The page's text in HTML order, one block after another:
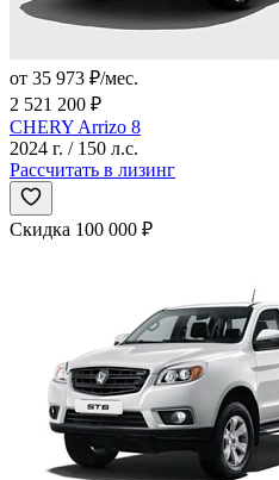
от 35 973 ₽/мес.
2 521 200 ₽
CHERY Arrizo 8
2024 г. / 150 л.с.
Рассчитать в лизинг
Скидка 100 000 ₽